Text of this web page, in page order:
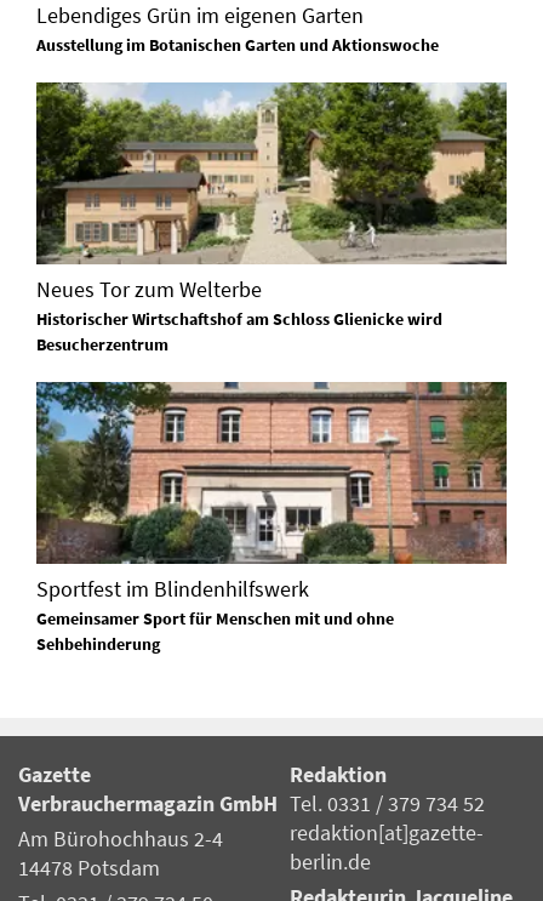
Lebendiges Grün im eigenen Garten
Ausstellung im Botanischen Garten und Aktionswoche
Neues Tor zum Welterbe
Historischer Wirtschaftshof am Schloss Glienicke wird
Besucherzentrum
Sportfest im Blindenhilfswerk
Gemeinsamer Sport für Menschen mit und ohne
Sehbehinderung
Gazette
Verbrauchermagazin GmbH
Am Bürohochhaus 2-4
14478 Potsdam
Redaktion
Tel. 0331 / 379 734 52
redaktion[at]gazette-
berlin.de